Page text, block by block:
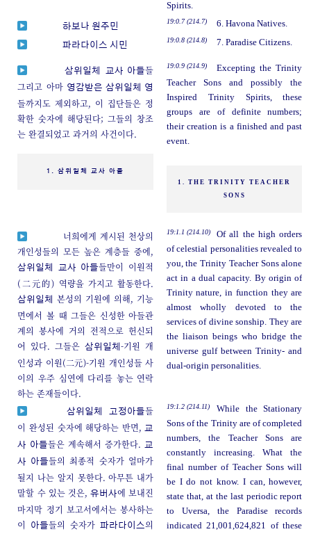
Spirits.
하보나 원주민
19:0.7 (214.7) 6. Havona Natives.
파라다이스 시민
19:0.8 (214.8) 7. Paradise Citizens.
삼위일체 교사 아들들
그리고 아마 영감받은 삼위일체 영
들까지도 제외하고, 이 집단들은 정
확한 숫자에 해당된다; 그들의 창조
는 완결되었고 과거의 사건이다.
19:0.9 (214.9)
Excepting the Trinity
Teacher Sons and possibly the
Inspired Trinity Spirits, these
groups are of definite numbers;
their creation is a finished and past
event.
1. 삼위일체 교사 아들
1. THE TRINITY TEACHER
SONS
너희에게 계시된 천상의
개인성들의 모든 높은 계층들 중에,
삼위일체 교사 아들들만이 이원적
(二元的) 역량을 가지고 활동한다.
삼위일체
본성의 기원에 의해, 기능
면에서 볼 때 그들은 신성한 아들관
계의 봉사에 거의 전적으로 헌신되
어 있다. 그들은삼위일체-기원 개
인성과 이원(二元)-기원 개인성들 사
이의 우주 심연에 다리를 놓는 연락
하는 존재들이다.
19:1.1 (214.10)
Of all the high orders
of celestial personalities revealed to
you, the Trinity Teacher Sons alone
act in a dual capacity. By origin of
Trinity nature, in function they are
almost wholly devoted to the
services of divine sonship. They are
the liaison beings who bridge the
universe gulf between Trinity- and
dual-origin personalities.
삼위일체 고정아들들
이 완성된 숫자에 해당하는 반면, 교
사 아들들은 계속해서 증가한다. 교
사 아들들의 최종적 숫자가 얼마가
될지 나는 알지 못한다. 아무튼 내가
말할 수 있는 것은,유버사에 보내진
마지막 정기 보고서에서는 봉사하는
이
아들들의 숫자가파라다이스의
19:1.2 (214.11)
While the Stationary
Sons of the Trinity are of completed
numbers, the Teacher Sons are
constantly increasing. What the
final number of Teacher Sons will
be I do not know. I can, however,
state that, at the last periodic report
to Uversa, the Paradise records
indicated 21,001,624,821 of these